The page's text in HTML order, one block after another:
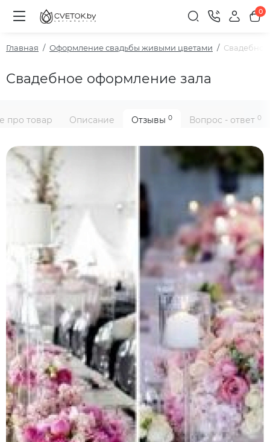
0
Главная Оформление свадьбы живыми цветами
Свадебное оформление зала
про товар Описание Отзывы 0 Вопрос - ответ 0